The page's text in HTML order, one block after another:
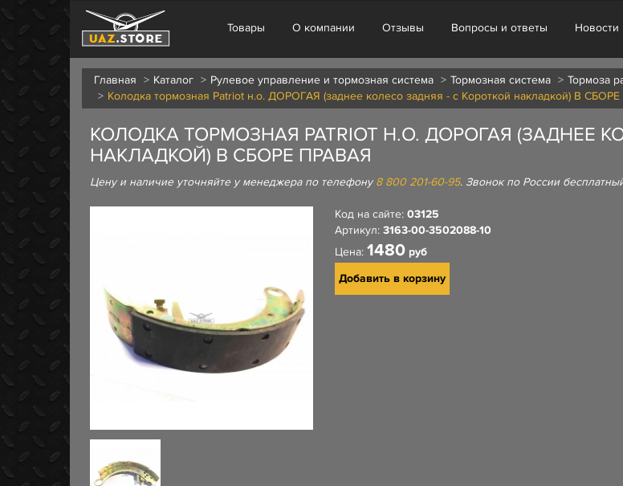
Товары О компании Отзывы Вопросы и ответы Новости
Главная Каталог Рулевое управление и тормозная система Тормозная система
Тормоза
Колодка тормозная Patriot н.о. ДОРОГАЯ (заднее колесо задняя - с Короткой накладкой) В
КОЛОДКА ТОРМОЗНАЯ PATRIOT Н.О. ДОРОГАЯ (ЗАДНЕЕ
НАКЛАДКОЙ) В СБОРЕ ПРАВАЯ
Цену и наличие уточняйте у менеджера по телефону8 800 201-60-95. Звонок по России
Код на сайте: 03125
Артикул: 3163-00-3502088-10
Цена: 1480 руб
Добавить в корзину